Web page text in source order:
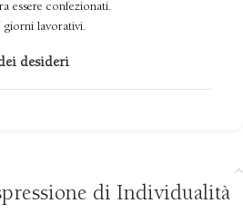
essere confezionati.
giorni lavorativi.
desideri
di Individualità